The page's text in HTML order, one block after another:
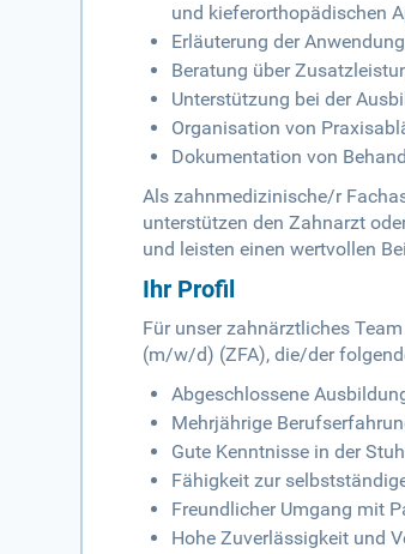
und kieferorthopädischen
Erläuterung der
Beratung über
Unterstützung bei der
Organisation von
Dokumentation von
Als zahnmedizinische/r
unterstützen den Zahnarzt
und leisten einen wertvollen
Ihr Profil
Für unser zahnärztliches
(m/w/d) (ZFA), die/der
Abgeschlossene
Mehrjährige
Gute Kenntnisse in der
Fähigkeit zur
Freundlicher Umgang mit
Hohe Zuverlässigkeit und